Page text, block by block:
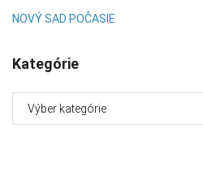
NOVÝ SAD POČASIE
Kategórie